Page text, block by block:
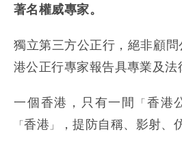
著名權威專家。
獨立第三方公正行，絕非顧
港公正行專家報告具專業及法
一個香港，只有一間 「香港
「香港 」 ，提防自稱、 影射、